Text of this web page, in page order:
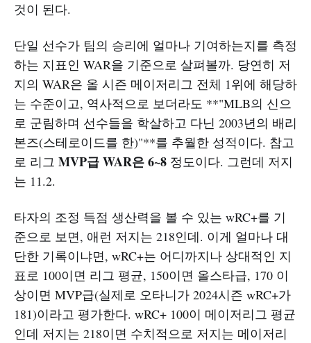
것이 된다.
단일 선수가 팀의 승리에 얼마나 기여하는지를 측정
하는 지표인 WAR을 기준으로 살펴볼까. 당연히 저
지의 WAR은 올 시즌 메이저리그 전체 1위에 해당하
는 수준이고, 역사적으로 보더라도 **"MLB의 신으
로 군림하며 선수들을 학살하고 다닌 2003년의 배리
본즈(스테로이드를 한)"**를 추월한 성적이다. 참고
로 리그 MVP급 WAR은 6~8 정도이다. 그런데 저지
는 11.2.
타자의 조정 득점 생산력을 볼 수 있는 wRC+를 기
준으로 보면, 애런 저지는 218인데. 이게 얼마나 대
단한 기록이냐면, wRC+는 어디까지나 상대적인 지
표로 100이면 리그 평균, 150이면 올스타급, 170 이
상이면 MVP급(실제로 오타니가 2024시즌 wRC+가
181)이라고 평가한다. wRC+ 100이 메이저리그 평균
인데 저지는 218이면 수치적으로 저지는 메이저리